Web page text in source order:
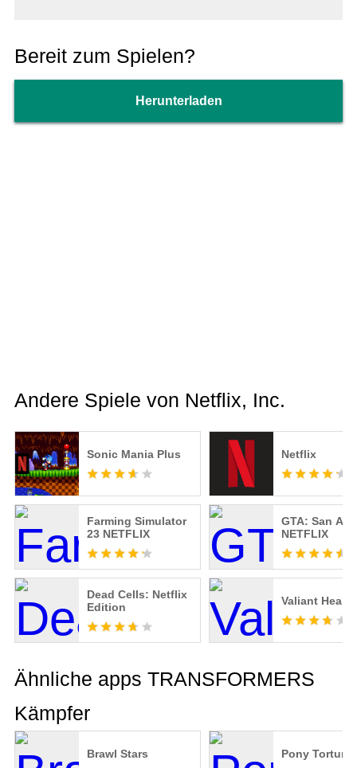
Bereit zum Spielen?
Herunterladen
Andere Spiele von Netflix, Inc.
Sonic Mania Plus Netflix
Farming Simulator
23 NETFLIX
GTA: San
NETFLIX
Dead Cells: Netflix
Edition
Valiant Hearts
Ähnliche apps TRANSFORMERS
Kämpfer
Brawl Stars Pony Torture